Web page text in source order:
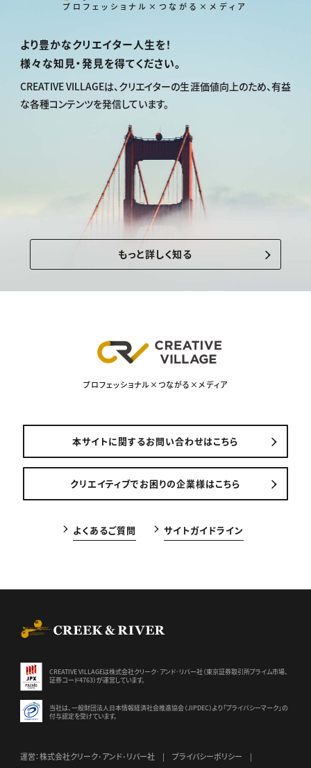
プロフェッショナル×つながる×メディア
より豊かなクリエイター人生を！
様々な知見・発見を得てください。
CREATIVE VILLAGEは、 クリエイターの生涯価値向上のため、有益
な各種コンテンツを発信しています。
もっと詳しく知る
プロフェッショナル×つながる×メディア
本サイトに関するお問い合わせはこちら
クリエイティブでお困りの企業様はこちら
よくあるご質問 サイトガイドライン
CREATIVE VILLAGEは株式会社クリーク･アンド･リバー社（東京証券取引所プライム市場、
証券コード4763）が運営しています。
当社は、一般財団法人日本情報経済社会推進協会（JIPDEC）より 「プライバシーマーク」の
付与認定を受けています。
運営：株式会社クリーク･アンド･リバー社 プライバシーポリシー